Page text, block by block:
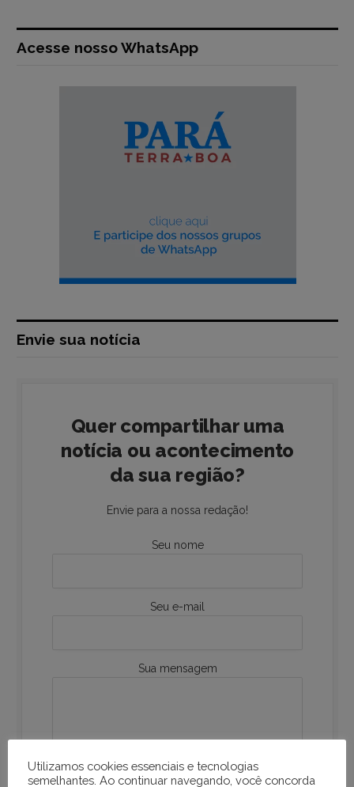
Acesse nosso WhatsApp
Envie sua notícia
Quer compartilhar uma
notícia ou acontecimento
da sua região?
Envie para a nossa redação!
Seu nome
Seu e-mail
Sua mensagem
Utilizamos cookies essenciais e tecnologias
semelhantes. Ao continuar navegando, você concorda